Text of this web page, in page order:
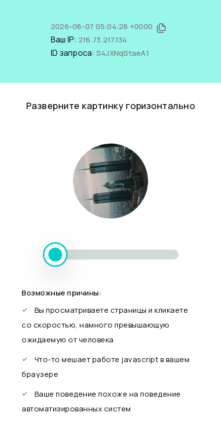
2026-08-07 05:04:28 +0000
Ваш IP: 216.73.217.134
ID запроса: S4JXNqStaeA1
Разверните картинку горизонтально
Возможные причины:
Вы просматриваете страницы и кликаете
со скоростью, намного превышающую
ожидаемую от человека
Что-то мешает работе javascript в вашем
браузере
Ваше поведение похоже на поведение
автоматизированных систем